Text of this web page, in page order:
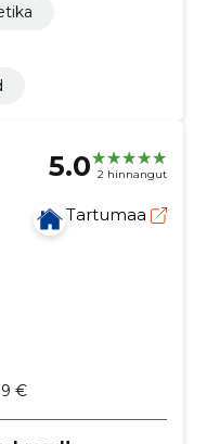
5.0 2 hinnangut
Tartumaa
€